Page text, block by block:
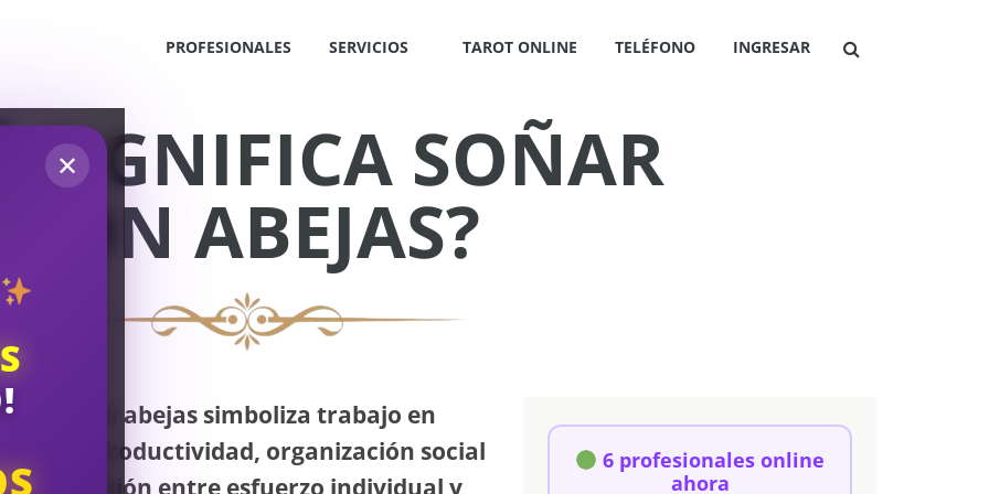
PROFESIONALES SERVICIOS TAROT ONLINE TELÉFONO INGRESAR
SIGNIFICA SOÑAR
CON ABEJAS?
Soñar con abejas simboliza trabajo en
equipo, productividad, organización social
y la conexión entre esfuerzo individual y
6 profesionales online
ahora
✕